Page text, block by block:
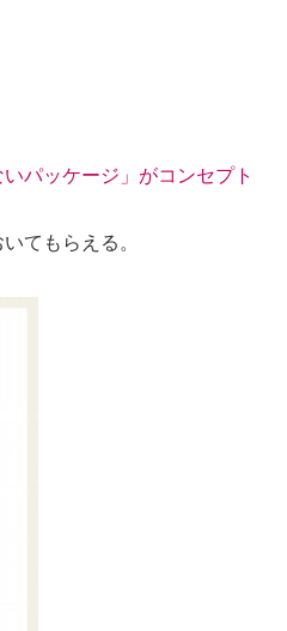
パッケージ」がコンセプト
てもらえる。